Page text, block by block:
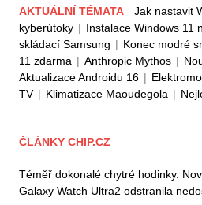
AKTUÁLNÍ TÉMATA Jak nastavit
kyberútoky | Instalace Windows 11
skládací Samsung | Konec modré
11 zdarma | Anthropic Mythos |
Aktualizace Androidu 16 |
TV | Klimatizace Maoudegola |
ČLÁNKY CHIP.CZ
Téměř dokonalé chytré hodinky.
Galaxy Watch Ultra2 odstranila